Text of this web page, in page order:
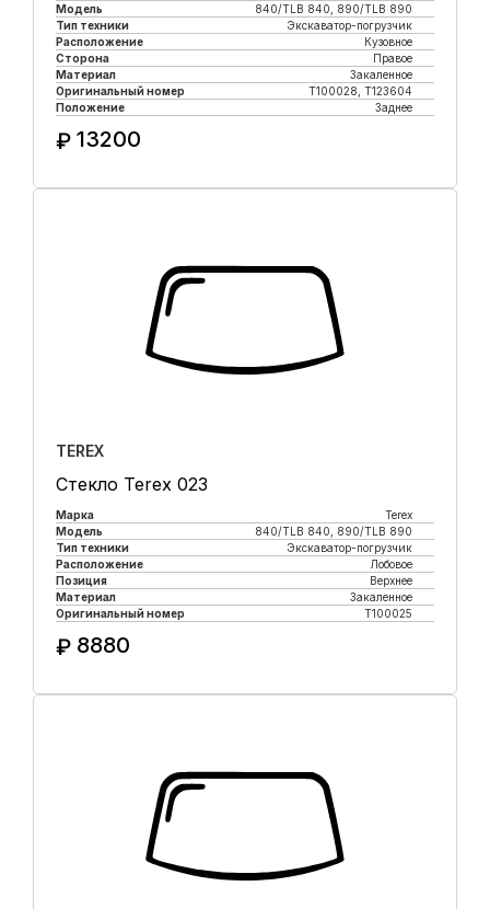
Модель
840/TLB 840, 890/TLB 890
Тип техники
Экскаватор-погрузчик
Расположение
Кузовное
Сторона
Правое
Материал
Закаленное
Оригинальный номер
T100028, T123604
Положение
Заднее
₽ 13200
TEREX
Стекло Terex 023
Марка
Terex
Модель
840/TLB 840, 890/TLB 890
Тип техники
Экскаватор-погрузчик
Расположение
Лобовое
Позиция
Верхнее
Материал
Закаленное
Оригинальный номер
T100025
₽ 8880